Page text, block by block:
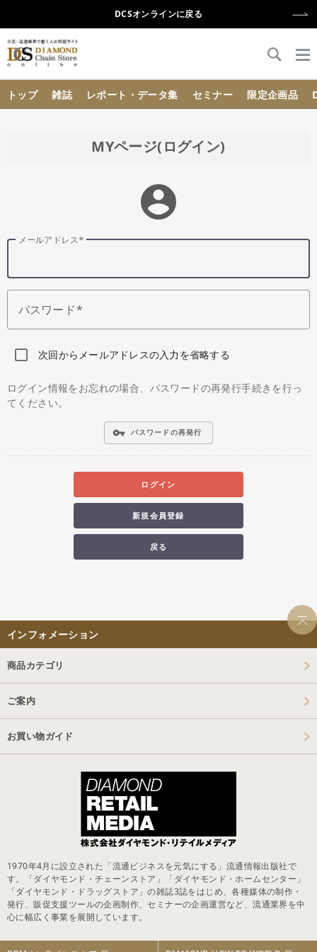
DCSオンラインに戻る
トップ 雑誌 レポート・データ集 セミナー 限定企画品
MYページ(ログイン)
account_circle
メールアドレス
パスワード
次回からメールアドレスの入力を省略する
ログイン情報をお忘れの場合、パスワードの再発行手続きを行っ
てください。
vpn_key パスワードの再発行
ログイン
新規会員登録
戻る
インフォメーション
商品カテゴリ
ご案内
お買い物ガイド
1970年4月に設立された「流通ビジネスを元気にする」流通情報出版社で
す。「ダイヤモンド・チェーンストア」「ダイヤモンド・ホームセンター」
「ダイヤモンド・ドラッグストア」の雑誌3誌をはじめ、各種媒体の制作・
発行、販促支援ツールの企画制作、セミナーの企画運営など、流通業界を中
心に幅広く事業を展開しています。